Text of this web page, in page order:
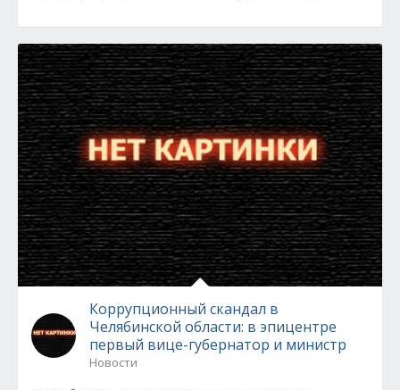
Коррупционный скандал в
Челябинской области: в эпицентре
первый вице-губернатор и министр
Новости